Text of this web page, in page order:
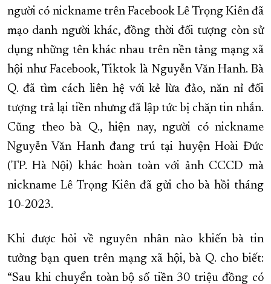
người có nickname trên Facebook Lê Trọng Kiên đã
mạo danh người khác, đồng thời đối tượng còn sử
dụng những tên khác nhau trên nền tảng mạng xã
hội như Facebook, Tiktok là Nguyễn Văn Hanh. Bà
Q. đã tìm cách liên hệ với kẻ lừa đảo, năn nỉ đối
tượng trả lại tiền nhưng đã lập tức bị chặn tin nhắn.
Cũng theo bà Q., hiện nay, người có nickname
Nguyễn Văn Hanh đang trú tại huyện Hoài Đức
(TP. Hà Nội) khác hoàn toàn với ảnh CCCD mà
nickname Lê Trọng Kiên đã gửi cho bà hồi tháng
10-2023.
Khi được hỏi về nguyên nhân nào khiến bà tin
tưởng bạn quen trên mạng xã hội, bà Q. cho biết:
“Sau khi chuyển toàn bộ số tiền 30 triệu đồng có